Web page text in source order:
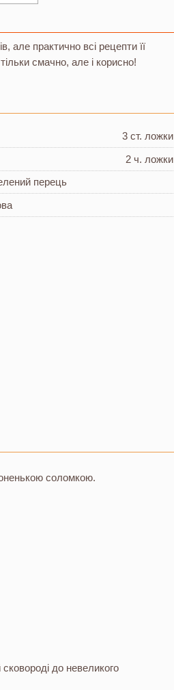
але практично всі рецепти її
смачно, але і корисно!
3 ст. ложки
2 ч. ложки
перець
соломкою.
до невеликого